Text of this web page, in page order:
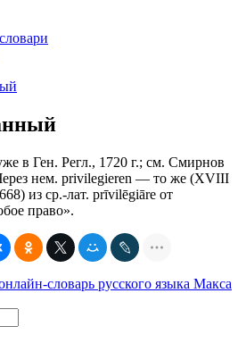
в Ген. Регл., 1720 г.; см. Смирнов
нем. privilegieren — то же (XVIII
из ср.-лат. prīvilēgiāre от
право».
словарь русского языка Макса